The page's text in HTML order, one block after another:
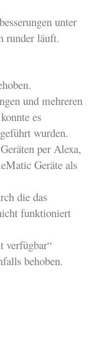
unter
runder läuft.
und mehreren
es
wurden.
per Alexa,
Geräte als
die das
funktioniert
verfügbar“
behoben.